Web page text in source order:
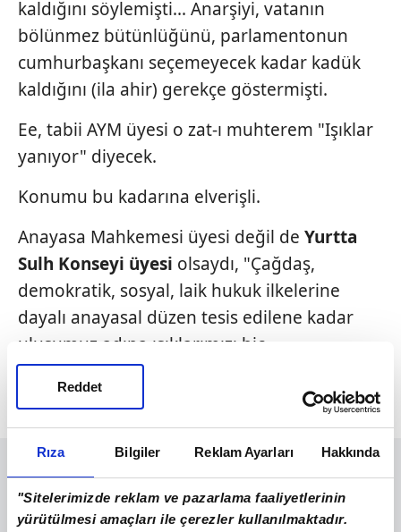
Rıza Bilgiler Reklam Ayarları Hakkında
"Sitelerimizde reklam ve pazarlama faaliyetlerinin
yürütülmesi amaçları ile çerezler kullanılmaktadır.
Reddet
kaldığını söylemişti... Anarşiyi, vatanın
bölünmez bütünlüğünü, parlamentonun
cumhurbaşkanı seçemeyecek kadar kadük
kaldığını (ila ahir) gerekçe göstermişti.
Ee, tabii AYM üyesi o zat-ı muhterem "Işıklar
yanıyor" diyecek.
Konumu bu kadarına elverişli.
Anayasa Mahkemesi üyesi değil de Yurtta
Sulh Konseyi üyesi olsaydı, "Çağdaş,
demokratik, sosyal, laik hukuk ilkelerine
dayalı anayasal düzen tesis edilene kadar
ulusumuz adına ışıklarımızı hiç
söndürmeyeceğiz..." diyebilirdi.